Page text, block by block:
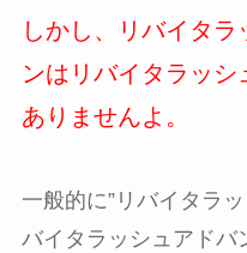
しかし、リバイタ
ンはリバイタラッ
ありませんよ。
一般的に”リバイタラ
バイタラッシュアドバ